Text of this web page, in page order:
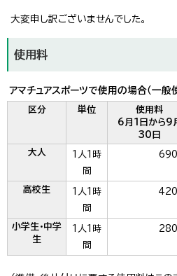
大変申し訳ございませんでした。
使用料
アマチュアスポーツで使用の場合（一般
区分 単位
使用料
6月1日から9
30日
大人
1人1時
間
690
高校生
1人1時
間
420
小学生・中学
生
1人1時
間